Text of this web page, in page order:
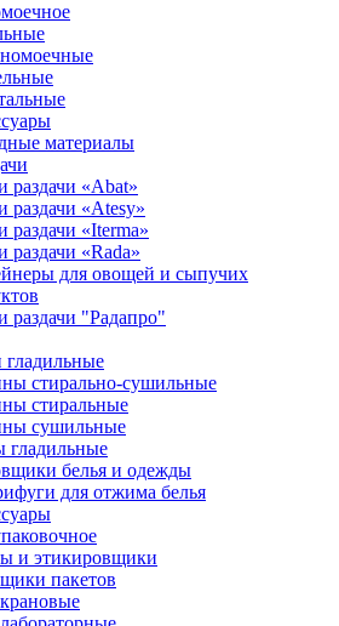
материалы
раздачи «Abat»
раздачи «Atesy»
раздачи «Iterma»
раздачи «Rada»
для овощей и сыпучих
раздачи "Радапро"
гладильные
стирально-сушильные
стиральные
сушильные
гладильные
белья и одежды
для отжима белья
и этикировщики
пакетов